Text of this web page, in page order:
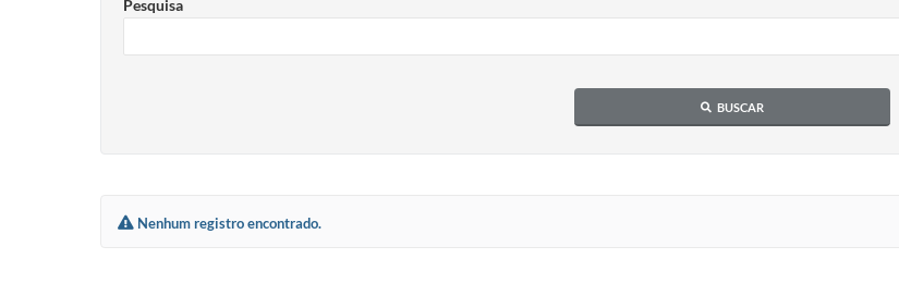
Pesquisa
BUSCAR
Nenhum registro encontrado.